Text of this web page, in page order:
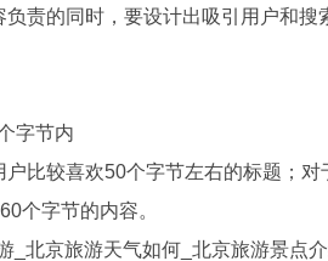
责的同时，要设计出吸引用户和
字节内
户比较喜欢50个字节左右的标题；
个字节的内容。
_北京旅游天气如何_北京旅游景点